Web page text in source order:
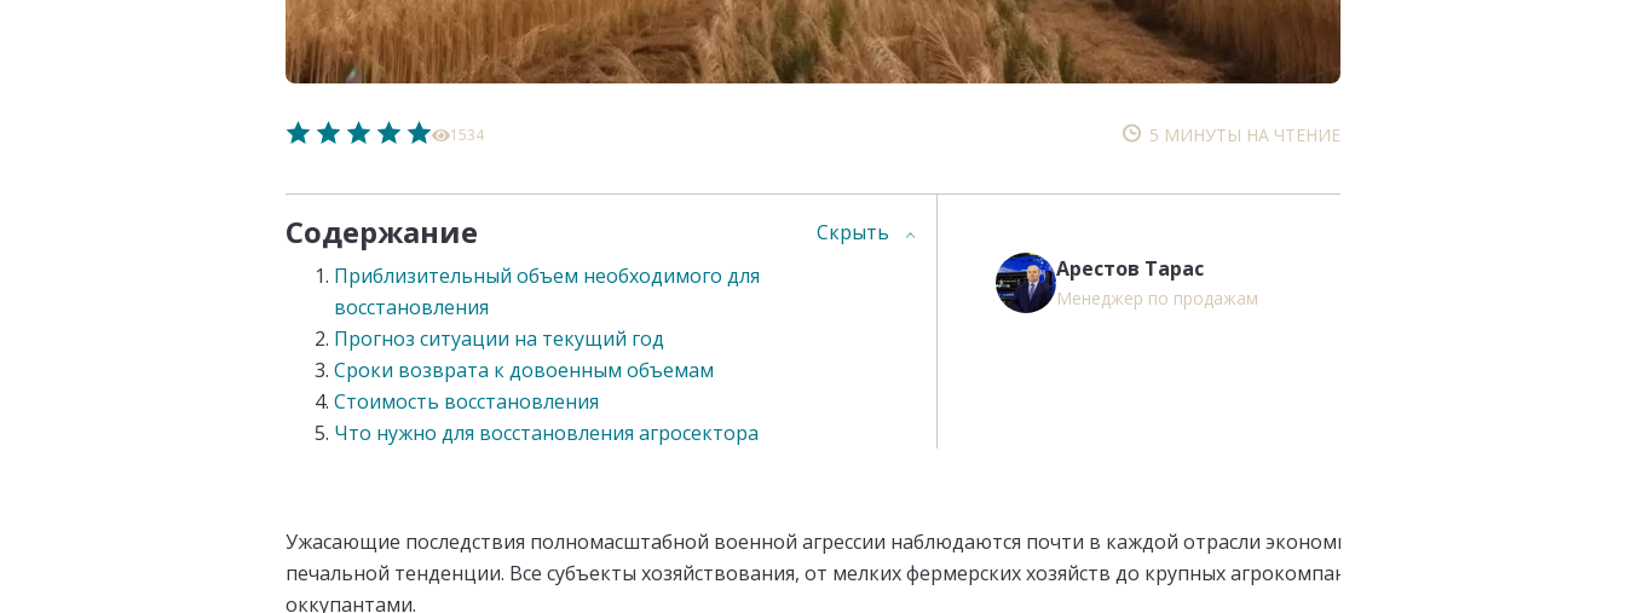
1534 5 МИНУТЫ НА ЧТЕНИЕ
Содержание
Скрыть
Приблизительный объем необходимого для
восстановления
Прогноз ситуации на текущий год
Сроки возврата к довоенным объемам
Стоимость восстановления
Что нужно для восстановления агросектора
Арестов Тарас
Менеджер по продажам
Ужасающие последствия полномасштабной военной агрессии наблюдаются почти в каждой отрасли экономики. Агропромышленный
печальной тенденции. Все субъекты хозяйствования, от мелких фермерских хозяйств до крупных агрокомпаний, страдают из-за
оккупантами.